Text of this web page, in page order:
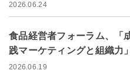
2026.06.24
食品経営者フォーラム、「
践マーケティングと組織力
2026.06.19